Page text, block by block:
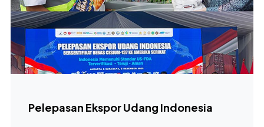
Pelepasan Ekspor Udang Indonesia